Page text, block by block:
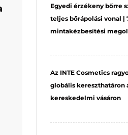
Egyedi érzékeny bőrre
teljes bőrápolási vonal |
mintakézbesítési
Az INTE Cosmetics
globális kereszthatáron
kereskedelmi vásáron